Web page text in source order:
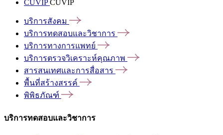
CUVIPCUVIP
บริการสังคม
บริการทดสอบและวิชาการ
บริการทางการแพทย์
บริการตรวจวิเคราะห์คุณภาพ
สารสนเทศและการสื่อสาร
พื้นที่สร้างสรรค์
พิพิธภัณฑ์
บริการทดสอบและวิชาการ